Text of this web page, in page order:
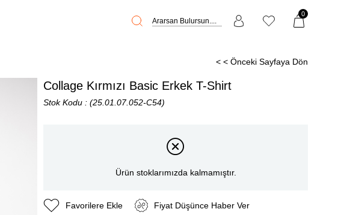
0
< < Önceki Sayfaya Dön
Collage Kırmızı Basic Erkek T-Shirt
Stok Kodu (25.01.07.052-C54)
Ürün stoklarımızda kalmamıştır.
Favorilere Ekle Fiyat Düşünce Haber Ver